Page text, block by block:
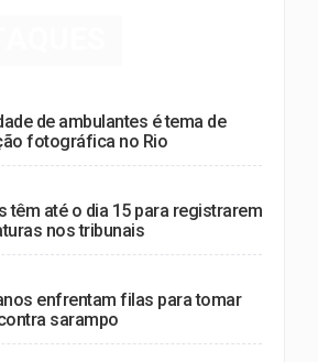
de ambulantes é tema de
fotográfica no Rio
têm até o dia 15 para registrarem
nos tribunais
enfrentam filas para tomar
sarampo